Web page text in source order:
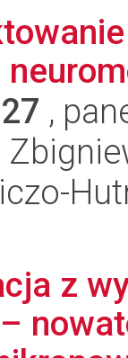
,
z